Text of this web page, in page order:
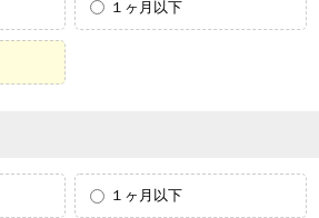
１ヶ月以下
１ヶ月以下